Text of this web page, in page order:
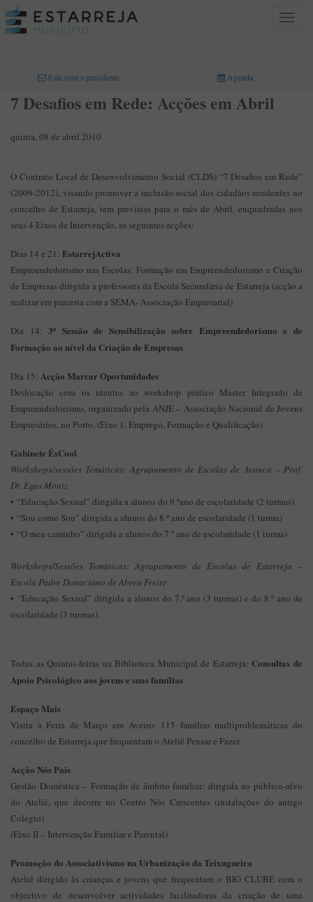
Toggle
Fale com a presidente Agenda
7 Desafios em Rede: Acções em Abril
quinta, 08 de abril 2010
O Contrato Local de Desenvolvimento Social (CLDS) “7 Desafios em Rede”
(2009-2012), visando promover a inclusão social dos cidadãos residentes no
concelho de Estarreja, tem previstas para o mês de Abril, enquadradas nos
seus 4 Eixos de Intervenção, as seguintes acções:
Dias 14 e 21: EstarrejActiva
Empreendedorismo nas Escolas: Formação em Empreendedorismo e Criação
de Empresas dirigida a professores da Escola Secundária de Estarreja (acção a
realizar em parceria com a SEMA- Associação Empresarial)
Dia 14:3ª Sessão de Sensibilização sobre Empreendedorismo e de
Formação ao nível da Criação de Empresas
Dia 15: Acção Marcar Oportunidades
Deslocação com os utentes ao workshop prático Master Integrado de
Empreendedorismo, organizado pela ANJE – Associação Nacional de Jovens
Empresários, no Porto. (Eixo 1. Emprego, Formação e Qualificação)
Gabinete ÉsCool
Workshops/sessões Temáticas: Agrupamento de Escolas de Avanca – Prof.
Dr. Egas Moniz
• “Educação Sexual” dirigida a alunos do 9.ºano de escolaridade (2 turmas)
• “Sou como Sou” dirigida a alunos do 8.º ano de escolaridade (1 turma)
• “O meu caminho” dirigida a alunos do 7.º ano de escolaridade (1 turma)
Workshops/Sessões Temáticas: Agrupamento de Escolas de Estarreja –
Escola Padre Donaciano de Abreu Freire
• “Educação Sexual” dirigida a alunos do 7.º ano (3 turmas) e do 8.º ano de
escolaridade (3 turmas).
Todas as Quintas-feiras na Biblioteca Municipal de Estarreja: Consultas de
Apoio Psicológico aos jovens e suas famílias
Espaço Mais
Visita à Feira de Março em Aveiro: 115 famílias multiproblemáticas do
concelho de Estarreja que frequentam o Ateliê Pensar e Fazer
Acção Nós Pais
Gestão Doméstica – Formação de âmbito familiar: dirigida ao público-alvo
do Ateliê, que decorre no Centro Nós Crescentes (instalações do antigo
Colégio)
(Eixo II – Intervenção Familiar e Parental)
Promoção do Associativismo na Urbanização da Teixugueira
Ateliê dirigido às crianças e jovens que frequentam o BIG CLUBE com o
objectivo de desenvolver actividades facilitadoras da criação de uma